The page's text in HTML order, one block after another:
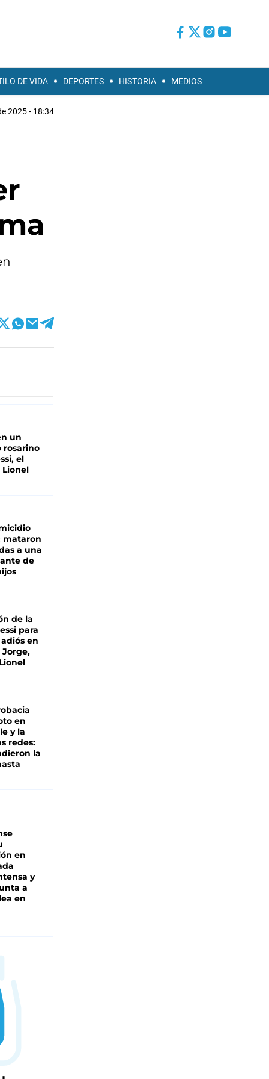
DE VIDA DEPORTES HISTORIA MEDIOS
2025 - 18:34
un
rosarino
el
Lionel
mataron
a una
de
de la
para
en
Jorge,
en
y la
redes:
la
en
y
a
en